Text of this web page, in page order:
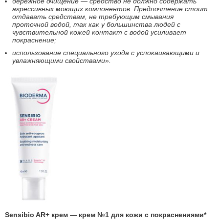
агрессивных моющих компонентов. Предпочтение стоит
отдавать средствам, не требующим смывания
проточной водой, так как у большинства людей с
чувствительной кожей контакт с водой усиливает
покраснение;
использование специального ухода с успокаивающими и
увлажняющими свойствами».
Sensibio AR+ крем — крем №1 для кожи с покраснениями*